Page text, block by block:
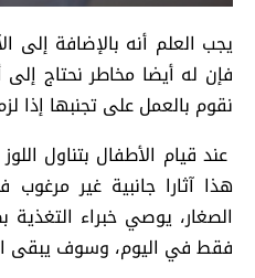
يجب العلم أنه بالإضافة إلى
فإن له أيضا مخاطر نحتاج
نقوم بالعمل على تجنبها إذا
عند قيام الأطفال بتناول
هذا آثارا جانبية غير مرغوب
فقط في اليوم، وسوف يبقى